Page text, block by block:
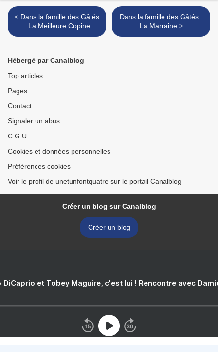
< Dans la famille des Gâtés
: La Meilleure Copine
Dans la famille des Gâtés :
La Marraine >
Hébergé par Canalblog
Top articles
Pages
Contact
Signaler un abus
C.G.U.
Cookies et données personnelles
Préférences cookies
Voir le profil de unetunfontquatre sur le portail Canalblog
Créer un blog sur Canalblog
Créer un blog
DiCaprio et Tobey Maguire, c'est lui ! Rencontre avec